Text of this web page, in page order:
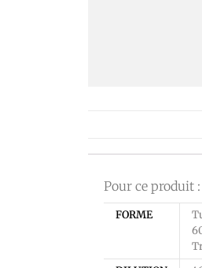
Pour ce produit :
FORME